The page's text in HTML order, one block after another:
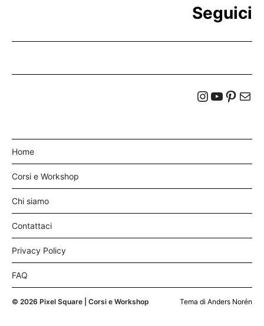
Seguici
Home
Corsi e Workshop
Chi siamo
Contattaci
Privacy Policy
FAQ
© 2026 Pixel Square | Corsi e Workshop Tema di Anders Norén